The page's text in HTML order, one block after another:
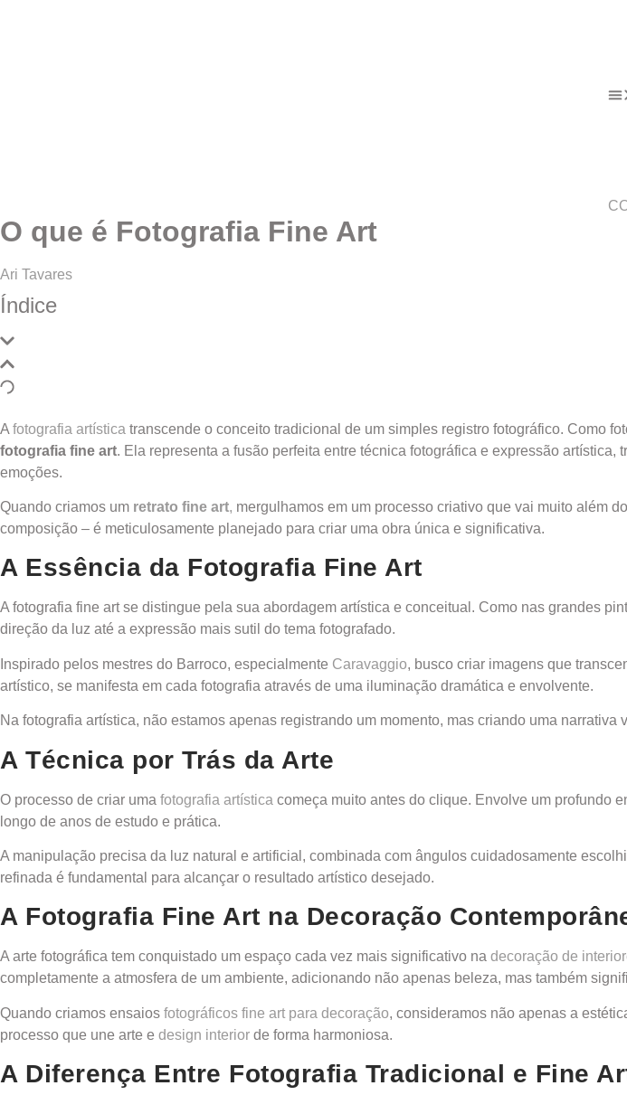
O que é Fotografia Fine Art
Ari Tavares
Índice
A fotografia artística transcende o conceito tradicional de um simples registro fotográfico. Como
fotografia fine art. Ela representa a fusão perfeita entre técnica fotográfica e expressão
emoções.
Quando criamos um retrato fine art, mergulhamos em um processo criativo que vai muito além
composição – é meticulosamente planejado para criar uma obra única e significativa.
A Essência da Fotografia Fine Art
A fotografia fine art se distingue pela sua abordagem artística e conceitual. Como nas grandes
direção da luz até a expressão mais sutil do tema fotografado.
Inspirado pelos mestres do Barroco, especialmente Caravaggio, busco criar imagens que
artístico, se manifesta em cada fotografia através de uma iluminação dramática e envolvente.
Na fotografia artística, não estamos apenas registrando um momento, mas criando uma
A Técnica por Trás da Arte
O processo de criar uma fotografia artística começa muito antes do clique. Envolve um profundo
longo de anos de estudo e prática.
A manipulação precisa da luz natural e artificial, combinada com ângulos cuidadosamente
refinada é fundamental para alcançar o resultado artístico desejado.
A Fotografia Fine Art na Decoração
A arte fotográfica tem conquistado um espaço cada vez mais significativo na decoração de
completamente a atmosfera de um ambiente, adicionando não apenas beleza, mas também
Quando criamos ensaios fotográficos fine art para decoração, consideramos não apenas a
processo que une arte e design interior de forma harmoniosa.
A Diferença Entre Fotografia Tradicional e Fine